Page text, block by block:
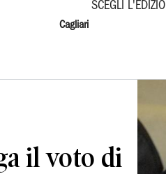
SCEGLI
Cagliari
il voto di